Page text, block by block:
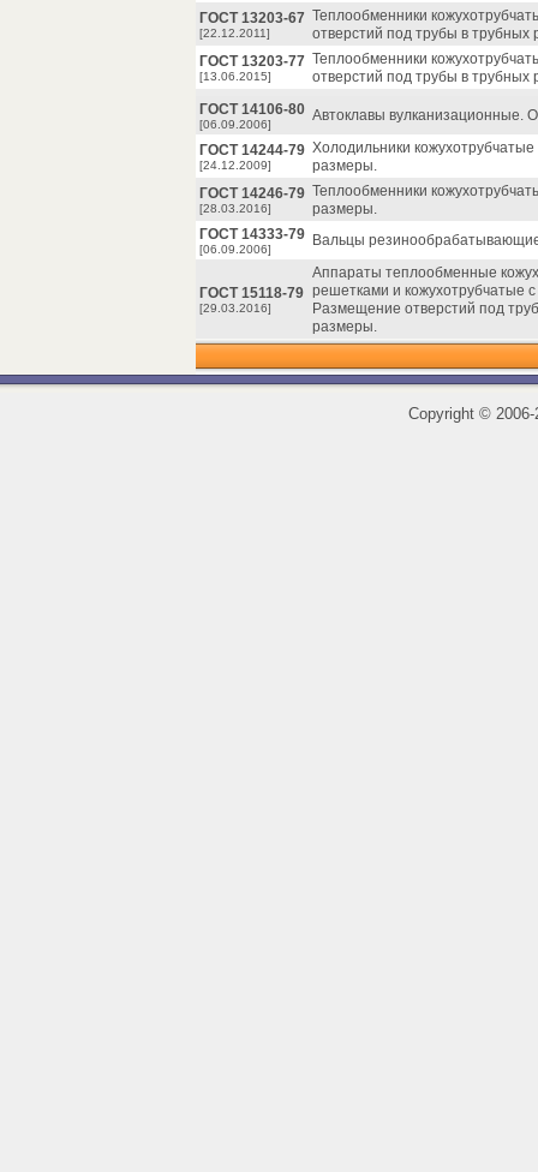
ГОСТ 13203-67
[22.12.2011]
Теплообменники
отверстий под трубы в
ГОСТ 13203-77
[13.06.2015]
Теплообменники
отверстий под трубы в трубных
ГОСТ 14106-80
[06.09.2006]
Автоклавы вулканизационные.
ГОСТ 14244-79
[24.12.2009]
Холодильники
размеры.
ГОСТ 14246-79
[28.03.2016]
Теплообменники
размеры.
ГОСТ 14333-79
[06.09.2006]
Вальцы
ГОСТ 15118-79
[29.03.2016]
Аппараты теплообменные
решетками и кожухотрубчатые
Размещение отверстий под
размеры.
Copyright ©